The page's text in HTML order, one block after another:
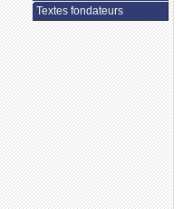
Textes fondateurs